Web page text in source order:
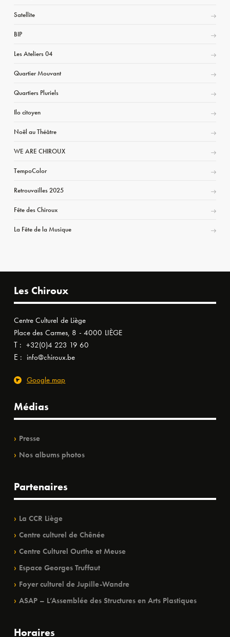
Satellite
BIP
Les Ateliers 04
Quartier Mouvant
Quartiers Pluriels
Ilo citoyen
Noël au Théâtre
WE ARE CHIROUX
TempoColor
Retrouvailles 2025
Fête des Chiroux
La Fête de la Musique
Les Chiroux
Centre Culturel de Liège
Place des Carmes, 8 - 4000 LIÈGE
T : +32(0)4 223 19 60
E : info@chiroux.be
Google map
Médias
Presse
Nos albums photos
Partenaires
La CCR Liège
Centre culturel de Chênée
Centre Culturel Ourthe et Meuse
Espace Georges Truffaut
Foyer culturel de Jupille-Wandre
ASAP – L’Assemblée des Structures en Arts Plastiques
Horaires